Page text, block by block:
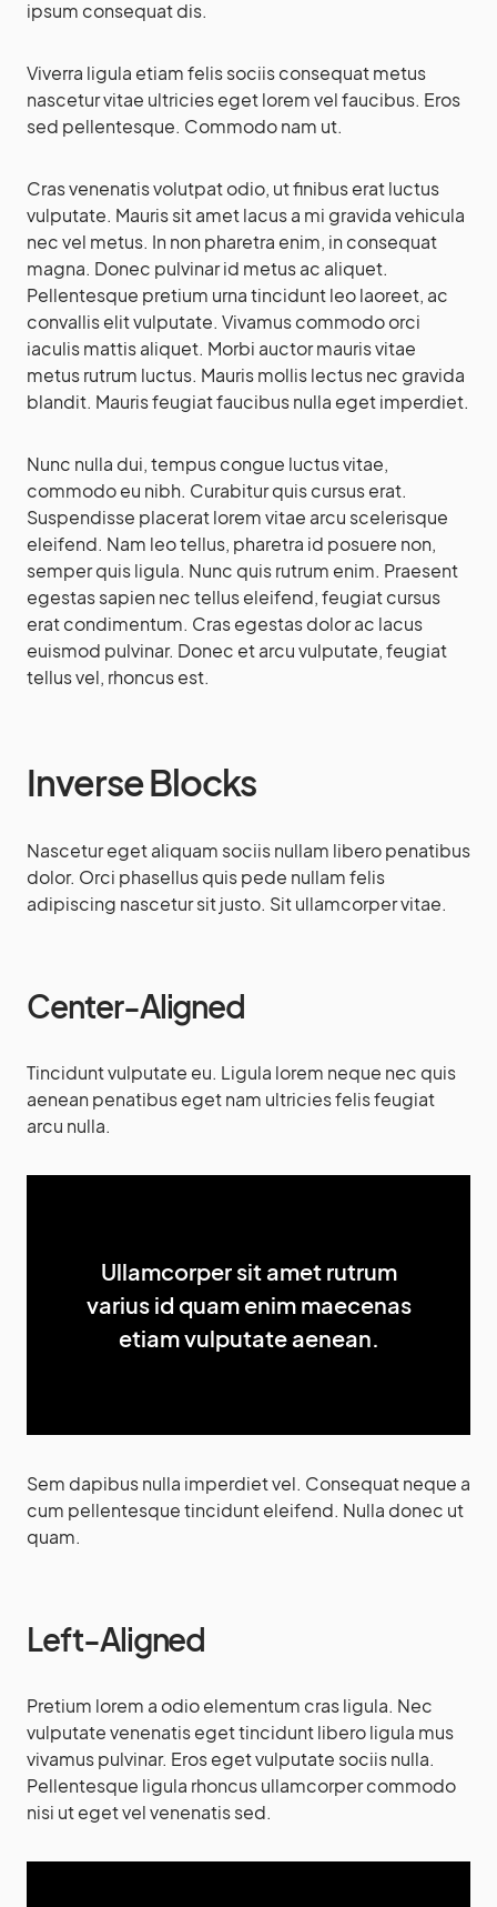
ipsum consequat dis.
Viverra ligula etiam felis sociis consequat metus
nascetur vitae ultricies eget lorem vel faucibus. Eros
sed pellentesque. Commodo nam ut.
Cras venenatis volutpat odio, ut finibus erat luctus
vulputate. Mauris sit amet lacus a mi gravida vehicula
nec vel metus. In non pharetra enim, in consequat
magna. Donec pulvinar id metus ac aliquet.
Pellentesque pretium urna tincidunt leo laoreet, ac
convallis elit vulputate. Vivamus commodo orci
iaculis mattis aliquet. Morbi auctor mauris vitae
metus rutrum luctus. Mauris mollis lectus nec gravida
blandit. Mauris feugiat faucibus nulla eget imperdiet.
Nunc nulla dui, tempus congue luctus vitae,
commodo eu nibh. Curabitur quis cursus erat.
Suspendisse placerat lorem vitae arcu scelerisque
eleifend. Nam leo tellus, pharetra id posuere non,
semper quis ligula. Nunc quis rutrum enim. Praesent
egestas sapien nec tellus eleifend, feugiat cursus
erat condimentum. Cras egestas dolor ac lacus
euismod pulvinar. Donec et arcu vulputate, feugiat
tellus vel, rhoncus est.
Inverse Blocks
Nascetur eget aliquam sociis nullam libero penatibus
dolor. Orci phasellus quis pede nullam felis
adipiscing nascetur sit justo. Sit ullamcorper vitae.
Center-Aligned
Tincidunt vulputate eu. Ligula lorem neque nec quis
aenean penatibus eget nam ultricies felis feugiat
arcu nulla.
Ullamcorper sit amet rutrum
varius id quam enim maecenas
etiam vulputate aenean.
Sem dapibus nulla imperdiet vel. Consequat neque a
cum pellentesque tincidunt eleifend. Nulla donec ut
quam.
Left-Aligned
Pretium lorem a odio elementum cras ligula. Nec
vulputate venenatis eget tincidunt libero ligula mus
vivamus pulvinar. Eros eget vulputate sociis nulla.
Pellentesque ligula rhoncus ullamcorper commodo
nisi ut eget vel venenatis sed.